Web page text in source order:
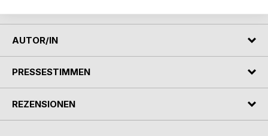
AUTOR/IN
PRESSESTIMMEN
REZENSIONEN